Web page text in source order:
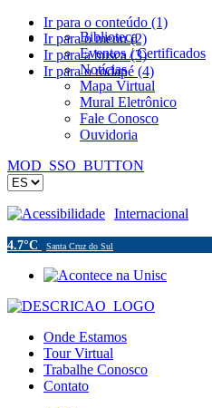
Ir para o conteúdo (1)
Ir para o menu (2)
Ir para a busca (3)
Ir para o rodapé (4)
Biblioteca
Eventos / Certificados
Notícias
Mapa Virtual
Mural Eletrônico
Fale Conosco
Ouvidoria
MOD_SSO_BUTTON
Acessibilidade Internacional
4.7°C Santa Cruz do Sul
Onde Estamos
Tour Virtual
Trabalhe Conosco
Contato